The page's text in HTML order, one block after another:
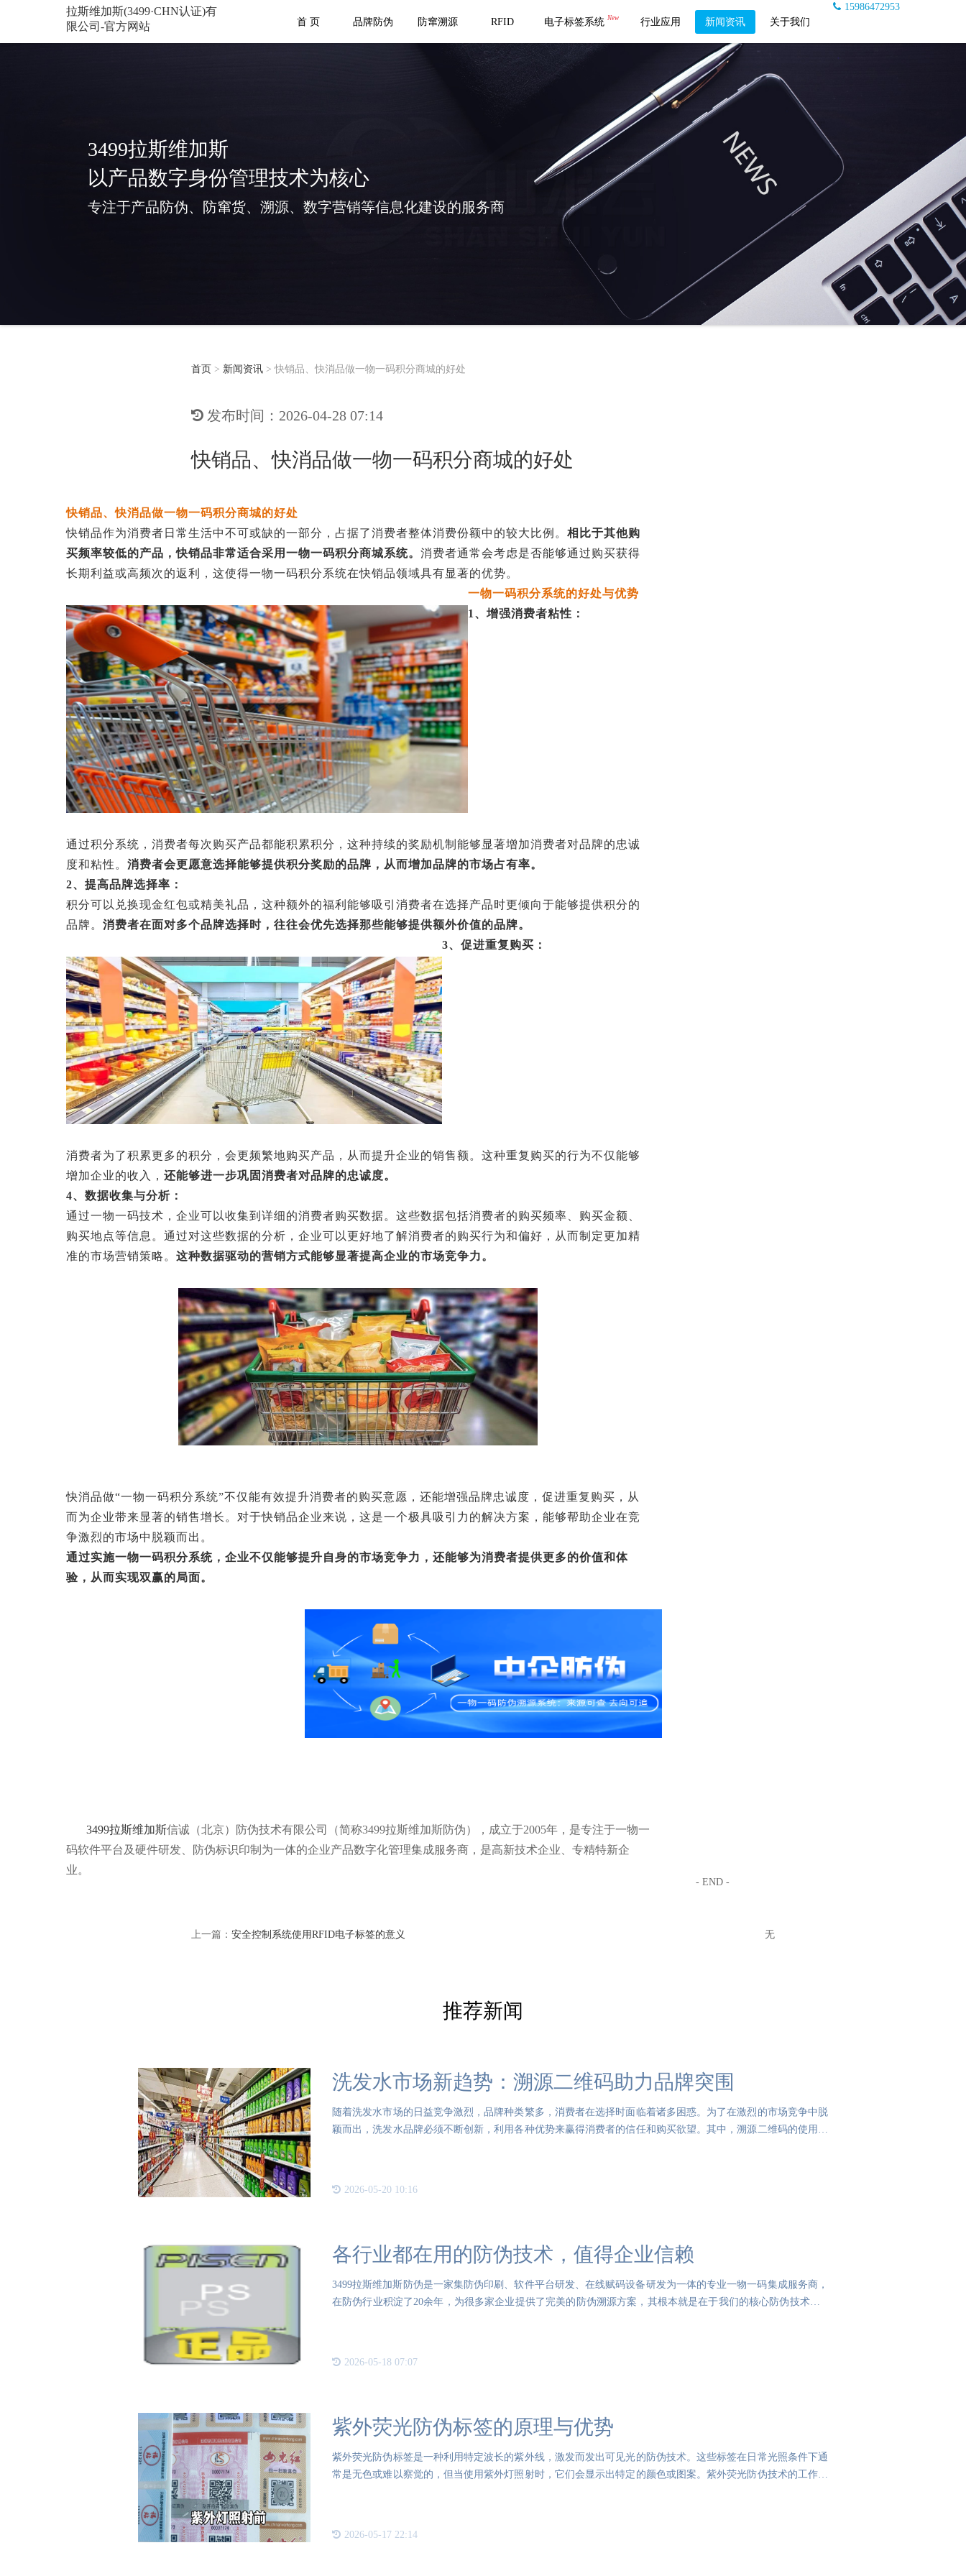
拉斯维加斯(3499·CHN认证)有
限公司-官方网站
15986472953
首 页
品牌防伪 防窜溯源 RFID 电子标签系统 New 行业应用 新闻资讯 关于我们
3499拉斯维加斯
以产品数字身份管理技术为核心
专注于产品防伪、防窜货、溯源、数字营销等信息化建设的服务商
首页 > 新闻资讯 >快销品、快消品做一物一码积分商城的好处
发布时间：2026-04-28 07:14
快销品、快消品做一物一码积分商城的好处
快销品、快消品做一物一码积分商城的好处
快销品作为消费者日常生活中不可或缺的一部分，占据了消费者整体消费份额中的较大比例。 相比于其他购
买频率较低的产品，快销品非常适合采用一物一码积分商城系统。 消费者通常会考虑是否能够通过购买获得
长期利益或高频次的返利，这使得一物一码积分系统在快销品领域具有显著的优势。
一物一码积分系统的好处与优势
1、增强消费者粘性：
通过积分系统，消费者每次购买产品都能积累积分，这种持续的奖励机制能够显著增加消费者对品牌的忠诚
度和粘性。 消费者会更愿意选择能够提供积分奖励的品牌，从而增加品牌的市场占有率。
2、提高品牌选择率：
积分可以兑换现金红包或精美礼品，这种额外的福利能够吸引消费者在选择产品时更倾向于能够提供积分的
品牌。 消费者在面对多个品牌选择时，往往会优先选择那些能够提供额外价值的品牌。
3、促进重复购买：
消费者为了积累更多的积分，会更频繁地购买产品，从而提升企业的销售额。这种重复购买的行为不仅能够
增加企业的收入， 还能够进一步巩固消费者对品牌的忠诚度。
4、数据收集与分析：
通过一物一码技术，企业可以收集到详细的消费者购买数据。这些数据包括消费者的购买频率、购买金额、
购买地点等信息。通过对这些数据的分析，企业可以更好地了解消费者的购买行为和偏好，从而制定更加精
准的市场营销策略。 这种数据驱动的营销方式能够显著提高企业的市场竞争力。
快消品做“一物一码积分系统”不仅能有效提升消费者的购买意愿，还能增强品牌忠诚度，促进重复购买，从
而为企业带来显著的销售增长。对于快销品企业来说，这是一个极具吸引力的解决方案，能够帮助企业在竞
争激烈的市场中脱颖而出。
通过实施一物一码积分系统，企业不仅能够提升自身的市场竞争力，还能够为消费者提供更多的价值和体
验，从而实现双赢的局面。
3499拉斯维加斯信诚（北京）防伪技术有限公司（简称3499拉斯维加斯防伪），成立于2005年，是专注于一物一
码软件平台及硬件研发、防伪标识印制为一体的企业产品数字化管理集成服务商，是高新技术企业、专精特新企
业。
- END -
上一篇： 安全控制系统使用RFID电子标签的意义 无
推荐新闻
洗发水市场新趋势：溯源二维码助力品牌突围
随着洗发水市场的日益竞争激烈，品牌种类繁多，消费者在选择时面临着诸多困惑。为了在激烈的市场竞争中脱
颖而出，洗发水品牌必须不断创新，利用各种优势来赢得消费者的信任和购买欲望。其中，溯源二维码的使用正
2026-05-20 10:16
各行业都在用的防伪技术，值得企业信赖
3499拉斯维加斯防伪是一家集防伪印刷、软件平台研发、在线赋码设备研发为一体的专业一物一码集成服务商，
在防伪行业积淀了20余年，为很多家企业提供了完美的防伪溯源方案，其根本就是在于我们的核心防伪技术。1.
2026-05-18 07:07
紫外荧光防伪标签的原理与优势
紫外荧光防伪标签是一种利用特定波长的紫外线，激发而发出可见光的防伪技术。这些标签在日常光照条件下通
常是无色或难以察觉的，但当使用紫外灯照射时，它们会显示出特定的颜色或图案。紫外荧光防伪技术的工作原
2026-05-17 22:14